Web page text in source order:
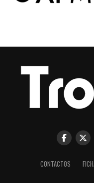
CONTACTOS